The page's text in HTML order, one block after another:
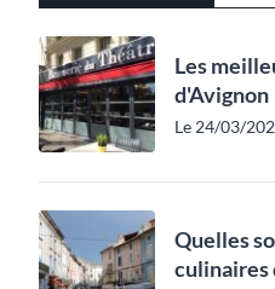
Les
d'Avignon
Le 24/03/
Quelles
culinaires